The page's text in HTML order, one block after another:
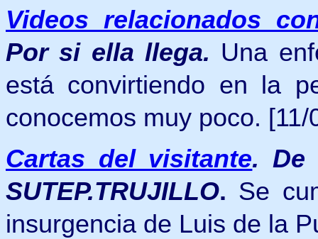
Videos relacionados
Por si ella llega. Una
está convirtiendo en la
conocemos muy poco.
Cartas del visitante.De
SUTEP.TRUJILLO. Se
insurgencia de Luis de la